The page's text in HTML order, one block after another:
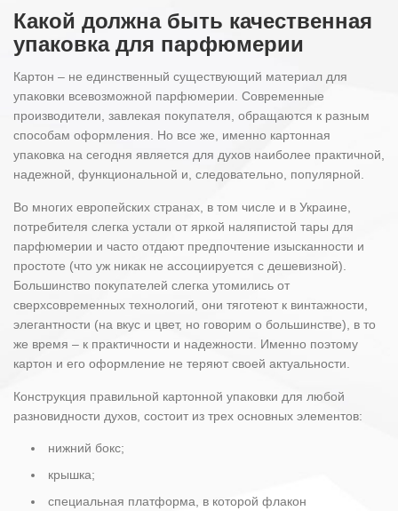
Какой должна быть качественная
упаковка для парфюмерии
Картон – не единственный существующий материал для
упаковки всевозможной парфюмерии. Современные
производители, завлекая покупателя, обращаются к разным
способам оформления. Но все же, именно картонная
упаковка на сегодня является для духов наиболее практичной,
надежной, функциональной и, следовательно, популярной.
Во многих европейских странах, в том числе и в Украине,
потребителя слегка устали от яркой наляпистой тары для
парфюмерии и часто отдают предпочтение изысканности и
простоте (что уж никак не ассоциируется с дешевизной).
Большинство покупателей слегка утомились от
сверхсовременных технологий, они тяготеют к винтажности,
элегантности (на вкус и цвет, но говорим о большинстве), в то
же время – к практичности и надежности. Именно поэтому
картон и его оформление не теряют своей актуальности.
Конструкция правильной картонной упаковки для любой
разновидности духов, состоит из трех основных элементов:
нижний бокс;
крышка;
специальная платформа, в которой флакон